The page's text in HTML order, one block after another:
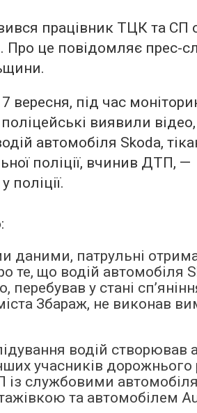
працівник ТЦК та СП
Про це повідомляє прес-
вересня, під час
виявили відео,
автомобіля Skoda,
поліції, вчинив ДТП, —
поліції.
даними, патрульні
те, що водій автомобіля
перебував у стані
Збараж, не виконав
водій створював
учасників дорожнього
із службовими
та автомобілем